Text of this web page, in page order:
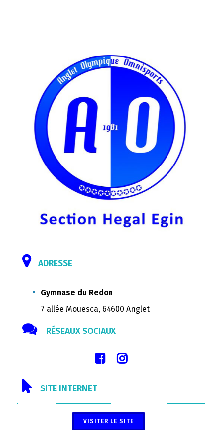
ADRESSE
Gymnase du Redon
7 allée Mouesca, 64600 Anglet
RÉSEAUX SOCIAUX
SITE INTERNET
VISITER LE SITE